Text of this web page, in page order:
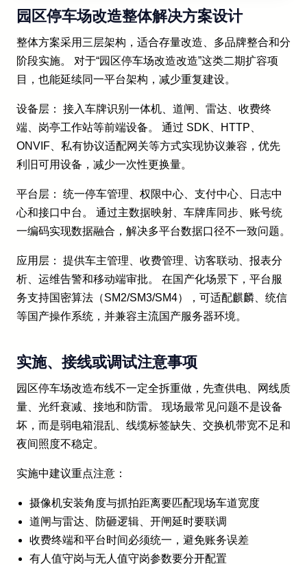
园区停车场改造整体解决方案设计
整体方案采用三层架构，适合存量改造、多品牌整合和分
阶段实施。 对于“园区停车场改造改造”这类二期扩容项
目，也能延续同一平台架构，减少重复建设。
设备层： 接入车牌识别一体机、道闸、雷达、收费终
端、岗亭工作站等前端设备。 通过 SDK、HTTP、
ONVIF、私有协议适配网关等方式实现协议兼容，优先
利旧可用设备，减少一次性更换量。
平台层： 统一停车管理、权限中心、支付中心、日志中
心和接口中台。 通过主数据映射、车牌库同步、账号统
一编码实现数据融合，解决多平台数据口径不一致问题。
应用层： 提供车主管理、收费管理、访客联动、报表分
析、运维告警和移动端审批。 在国产化场景下，平台服
务支持国密算法（SM2/SM3/SM4），可适配麒麟、统信
等国产操作系统，并兼容主流国产服务器环境。
实施、接线或调试注意事项
园区停车场改造布线不一定全拆重做，先查供电、网线质
量、光纤衰减、接地和防雷。 现场最常见问题不是设备
坏，而是弱电箱混乱、线缆标签缺失、交换机带宽不足和
夜间照度不稳定。
实施中建议重点注意：
摄像机安装角度与抓拍距离要匹配现场车道宽度
道闸与雷达、防砸逻辑、开闸延时要联调
收费终端和平台时间必须统一，避免账务误差
有人值守岗与无人值守岗参数要分开配置